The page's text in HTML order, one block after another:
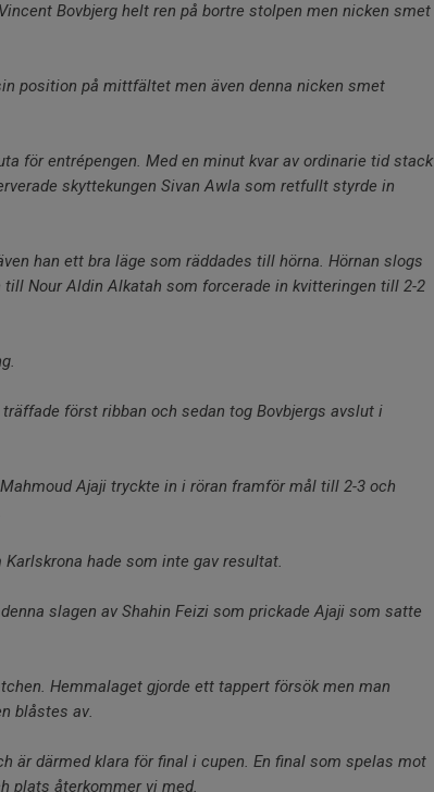
Bovbjerg helt ren på bortre stolpen men nicken smet
position på mittfältet men även denna nicken smet
för entrépengen. Med en minut kvar av ordinarie tid stack
skyttekungen Sivan Awla som retfullt styrde in
han ett bra läge som räddades till hörna. Hörnan slogs
Nour Aldin Alkatah som forcerade in kvitteringen till 2-2
först ribban och sedan tog Bovbjergs avslut i
Ajaji tryckte in i röran framför mål till 2-3 och
hade som inte gav resultat.
slagen av Shahin Feizi som prickade Ajaji som satte
Hemmalaget gjorde ett tappert försök men man
blåstes av.
är därmed klara för final i cupen. En final som spelas mot
plats återkommer vi med.